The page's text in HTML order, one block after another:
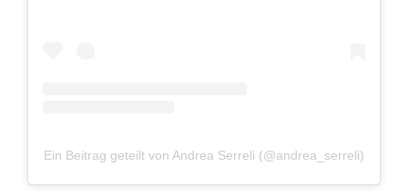
Ein Beitrag geteilt von Andrea Serreli (@andrea_serreli)